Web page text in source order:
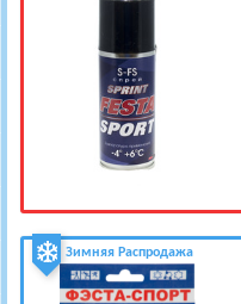
Зимняя Распродажа